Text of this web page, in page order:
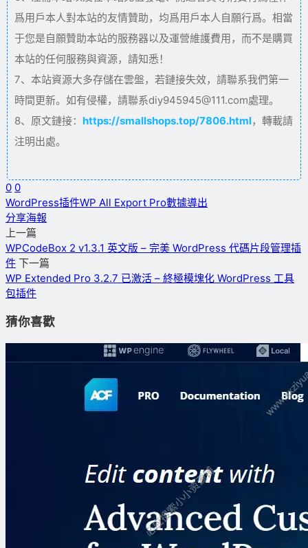
爲用戶本人對本站的友情贊助，均爲用戶本人自願行爲。相當
于您是自願贊助本站的服務器以及運營維護費用，而不是購買
本站的任何服務與資源，請知悉！
7、本站資源大多存儲在雲盤，若鏈接失效，請聯系我們第一
時間更新。如有侵權，請聯系diy945945@111.com處理。
8、原文鏈接： https://smallshops.top/7806.html，轉載請
注明出處。
0 0
WordPress插件WP All Export Pro數據導出
分享海報
上一篇
WPCodeBox 2 v1.3.1 英文版 – 完美 WordPress 代碼片段管理插
件 下一篇
WP Extended Pro 3.2.7 已激活 – 終極模塊化 WordPress 工具
包插件
猜你喜歡